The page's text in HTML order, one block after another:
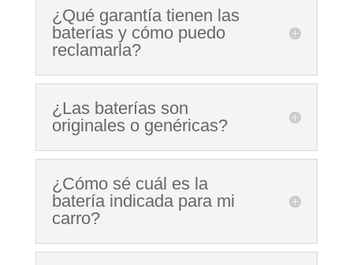
¿Qué garantía tienen las
baterías y cómo puedo
reclamarla?
¿Las baterías son
originales o genéricas?
¿Cómo sé cuál es la
batería indicada para mi
carro?